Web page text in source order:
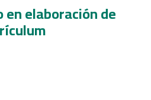
elaboración de